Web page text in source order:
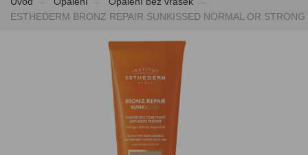
ESTHEDERM BRONZ REPAIR SUNKISSED NORMAL OR